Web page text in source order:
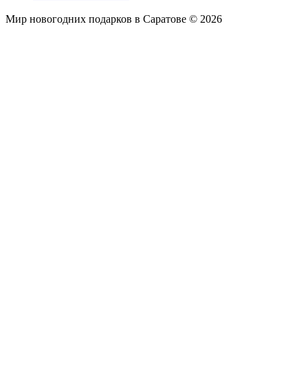
Мир новогодних подарков в Саратове © 2026